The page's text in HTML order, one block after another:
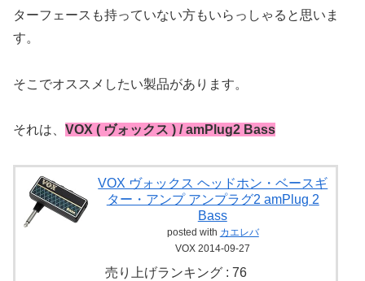
ターフェースも持っていない方もいらっしゃると思いま
す。
そこでオススメしたい製品があります。
それは、 VOX ( ヴォックス ) / amPlug2 Bass
VOX ヴォックス ヘッドホン・ベースギ
ター・アンプ アンプラグ2 amPlug 2
Bass
posted with カエレバ
VOX 2014-09-27
売り上げランキング : 76